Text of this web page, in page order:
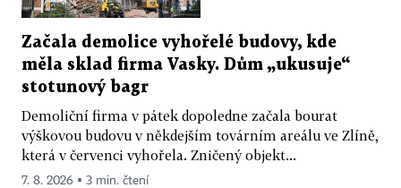
Začala demolice vyhořelé budovy, kde
měla sklad firma Vasky. Dům „ukusuje“
stotunový bagr
Demoliční firma v pátek dopoledne začala bourat
výškovou budovu v někdejším továrním areálu ve Zlíně,
která v červenci vyhořela. Zničený objekt...
7. 8. 2026 ▪ 3 min. čtení